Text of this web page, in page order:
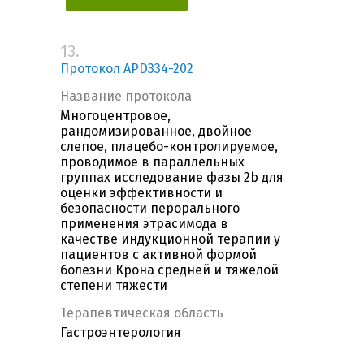
13.
Протокол APD334-202
Название протокола
Многоцентровое,
рандомизированное, двойное
слепое, плацебо-контролируемое,
проводимое в параллельных
группах исследование фазы 2b для
оценки эффективности и
безопасности перорального
применения этрасимода в
качестве индукционной терапии у
пациентов с активной формой
болезни Крона средней и тяжелой
степени тяжести
Терапевтическая область
Гастроэнтерология